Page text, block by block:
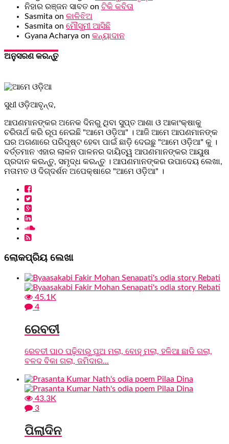
ନିହାର ରଞ୍ଜନ ସାବତ on ଟିକି କବିତା
Sasmita on କାଳିଝିଅ
Sasmita on ମୌସୁମୀ ଆସିଛି
Gyana Acharya on କନ୍ୟାଦାନ
ଅନୁସରଣ କରନ୍ତୁ
ସୁଧୀ ଓଡ଼ିଆବୃନ୍ଦ,
ଆପଣମାନଙ୍କର ଅନେକ ଦିନରୁ ଥିବା ସୁପ୍ତ ଆଶା ଓ ଆକାଂକ୍ଷାକୁ
ଚରିତାର୍ଥ କରି ରୂପ ନେଇଛି "ଆମେ ଓଡ଼ିଆ" । ଆଜି ଆମେ ଆପଣମାନଙ୍କ
ଘର ଅଗଣାରେ ପରିପୃଷ୍ଟ ହେବା ପାଇଁ ଛାଡ଼ି ଦେଇଛୁ "ଆମେ ଓଡ଼ିଆ" କୁ ।
ବର୍ତ୍ତମାନ ଏହାର ଲାଳନ ପାଳନର ଦାୟିତ୍ୱ ଆପଣମାନଙ୍କର ଆୟୁଷ
ପ୍ରଦାନ କରନ୍ତୁ, ସମୃଦ୍ଧ କରନ୍ତୁ । ଆପଣମାନଙ୍କର ଉପାଦେୟ ଲେଖା,
ମତାମତ ଓ ଦିଗ୍ଦର୍ଶନ ଅପେକ୍ଷାରେ "ଆମେ ଓଡ଼ିଆ" ।
ଲୋକପ୍ରିୟ ଲେଖା
45.1K
4
ରେବତୀ
ରେବତୀ ପାଠ ପଢ଼ିବାରୁ ପୁଅ ମଲା, ବୋହୂ ମଲା, ହଳିଆ ଛାଡି ଗଲା,
ବଳଦ ବିକା ଗଲା, ଜମିଦାର...
43.3K
3
ପିଲାଦିନ